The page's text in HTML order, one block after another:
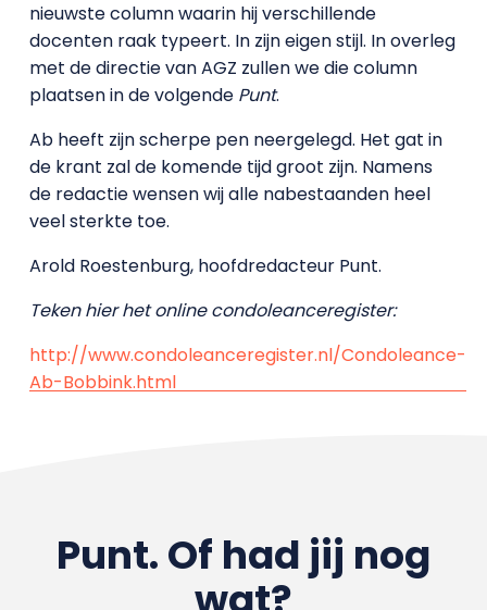
nieuwste column waarin hij verschillende
docenten raak typeert. In zijn eigen stijl. In overleg
met de directie van AGZ zullen we die column
plaatsen in de volgende Punt.
Ab heeft zijn scherpe pen neergelegd. Het gat in
de krant zal de komende tijd groot zijn. Namens
de redactie wensen wij alle nabestaanden heel
veel sterkte toe.
Arold Roestenburg, hoofdredacteur Punt.
Teken hier het online condoleanceregister:
http://www.condoleanceregister.nl/Condoleance-
Ab-Bobbink.html
Punt. Of had jij nog